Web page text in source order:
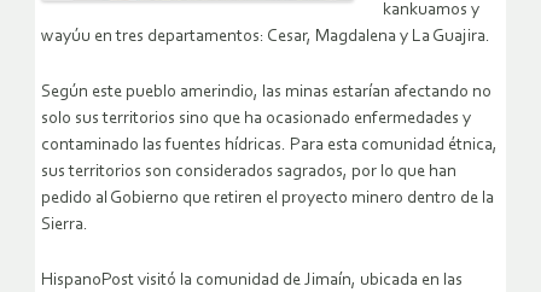
kankuamos y
wayúu en tres departamentos: Cesar, Magdalena y La Guajira.
Según este pueblo amerindio, las minas estarían afectando no
solo sus territorios sino que ha ocasionado enfermedades y
contaminado las fuentes hídricas. Para esta comunidad étnica,
sus territorios son considerados sagrados, por lo que han
pedido al Gobierno que retiren el proyecto minero dentro de la
Sierra.
HispanoPost visitó la comunidad de Jimaín, ubicada en las